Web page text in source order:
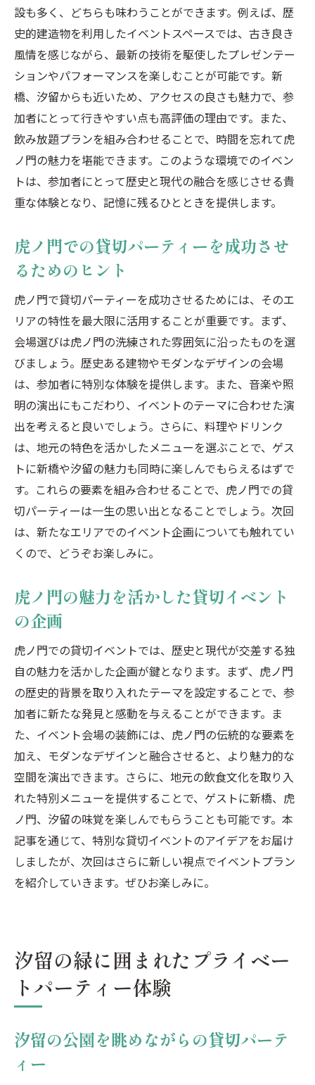
設も多く、どちらも味わうことができます。例えば、歴
史的建造物を利用したイベントスペースでは、古き良き
風情を感じながら、最新の技術を駆使したプレゼンテー
ションやパフォーマンスを楽しむことが可能です。新
橋、汐留からも近いため、アクセスの良さも魅力で、参
加者にとって行きやすい点も高評価の理由です。また、
飲み放題プランを組み合わせることで、時間を忘れて虎
ノ門の魅力を堪能できます。このような環境でのイベン
トは、参加者にとって歴史と現代の融合を感じさせる貴
重な体験となり、記憶に残るひとときを提供します。
虎ノ門での貸切パーティーを成功させ
るためのヒント
虎ノ門で貸切パーティーを成功させるためには、そのエ
リアの特性を最大限に活用することが重要です。まず、
会場選びは虎ノ門の洗練された雰囲気に沿ったものを選
びましょう。歴史ある建物やモダンなデザインの会場
は、参加者に特別な体験を提供します。また、音楽や照
明の演出にもこだわり、イベントのテーマに合わせた演
出を考えると良いでしょう。さらに、料理やドリンク
は、地元の特色を活かしたメニューを選ぶことで、ゲス
トに新橋や汐留の魅力も同時に楽しんでもらえるはずで
す。これらの要素を組み合わせることで、虎ノ門での貸
切パーティーは一生の思い出となることでしょう。次回
は、新たなエリアでのイベント企画についても触れてい
くので、どうぞお楽しみに。
虎ノ門の魅力を活かした貸切イベント
の企画
虎ノ門での貸切イベントでは、歴史と現代が交差する独
自の魅力を活かした企画が鍵となります。まず、虎ノ門
の歴史的背景を取り入れたテーマを設定することで、参
加者に新たな発見と感動を与えることができます。ま
た、イベント会場の装飾には、虎ノ門の伝統的な要素を
加え、モダンなデザインと融合させると、より魅力的な
空間を演出できます。さらに、地元の飲食文化を取り入
れた特別メニューを提供することで、ゲストに新橋、虎
ノ門、汐留の味覚を楽しんでもらうことも可能です。本
記事を通じて、特別な貸切イベントのアイデアをお届け
しましたが、次回はさらに新しい視点でイベントプラン
を紹介していきます。ぜひお楽しみに。
汐留の緑に囲まれたプライベー
トパーティー体験
汐留の公園を眺めながらの貸切パーテ
ィー